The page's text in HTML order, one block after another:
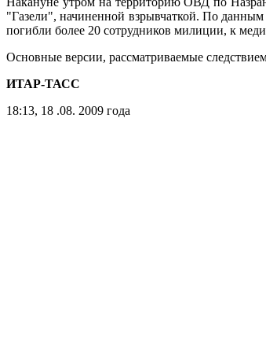
"Газели", начиненной взрывчаткой. По
погибли более 20 сотрудников милиции, к
Основные версии, рассматриваемые
ИТАР-ТАСС
18:13, 18 .08. 2009 года